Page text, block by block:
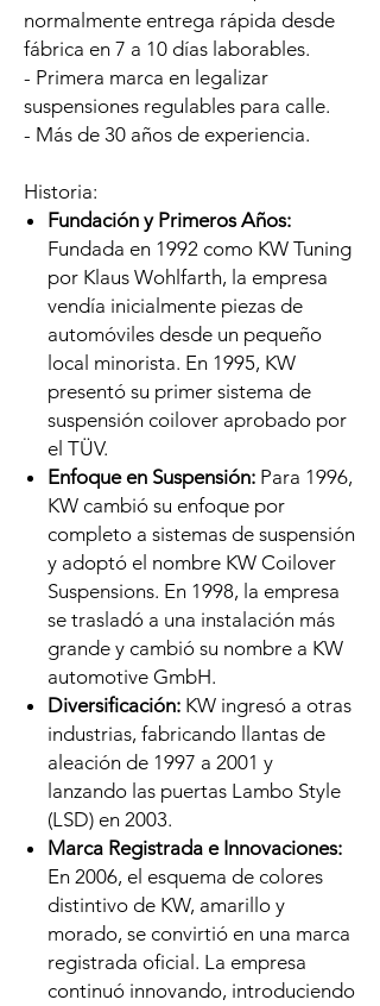
normalmente entrega rápida desde
fábrica en 7 a 10 días laborables.
- Primera marca en legalizar
suspensiones regulables para calle.
- Más de 30 años de experiencia.
Historia:
Fundación y Primeros Años:
Fundada en 1992 como KW Tuning
por Klaus Wohlfarth, la empresa
vendía inicialmente piezas de
automóviles desde un pequeño
local minorista. En 1995, KW
presentó su primer sistema de
suspensión coilover aprobado por
el TÜV.
Enfoque en Suspensión: Para 1996,
KW cambió su enfoque por
completo a sistemas de suspensión
y adoptó el nombre KW Coilover
Suspensions. En 1998, la empresa
se trasladó a una instalación más
grande y cambió su nombre a KW
automotive GmbH.
Diversificación: KW ingresó a otras
industrias, fabricando llantas de
aleación de 1997 a 2001 y
lanzando las puertas Lambo Style
(LSD) en 2003.
Marca Registrada e Innovaciones:
En 2006, el esquema de colores
distintivo de KW, amarillo y
morado, se convirtió en una marca
registrada oficial. La empresa
continuó innovando, introduciendo